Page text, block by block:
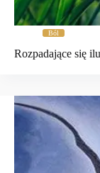
Ból
Rozpadające się